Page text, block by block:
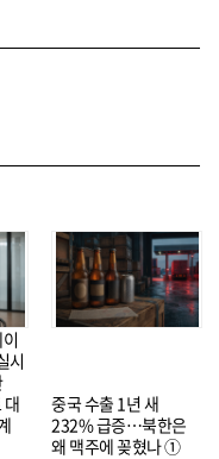
시
중국 수출 1년 새
232% 급증…북한은
왜 맥주에 꽂혔나 ①